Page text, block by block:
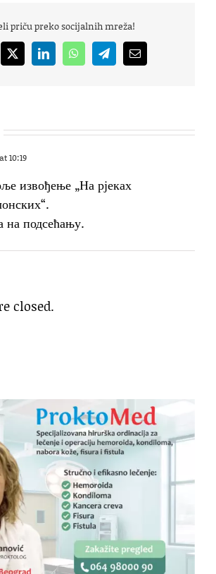
priču preko socijalnih mreža!
X LinkedInWhatsAppTelegramEmail
10:19
извођење „На рјеках
на подсећању.
closed.